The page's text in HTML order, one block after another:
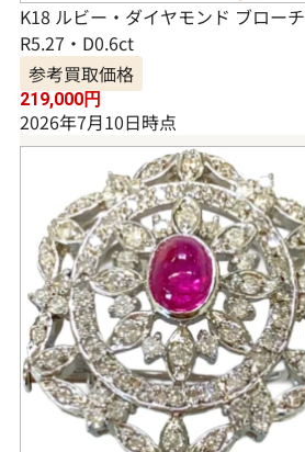
K18 ルビー・ダイヤモンド ブローチ
R5.27・D0.6ct
参考買取価格
219,000円
2026年7月10日時点